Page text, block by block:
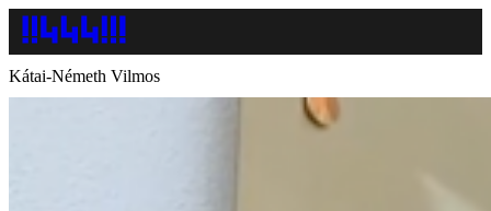
Kátai-Németh Vilmos